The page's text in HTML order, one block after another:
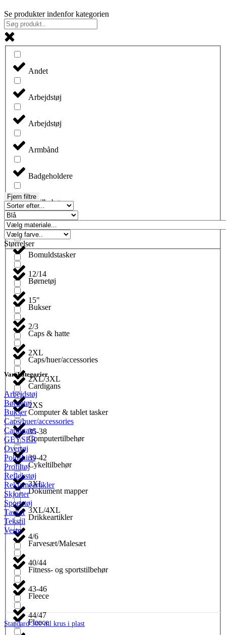
Se produkter indenfor kategorien
Andet
Arbejdstøj
Arbejdstøj
Armbånd
Badgeholdere
Biltilbehør
Blyanter
Bomuldstasker
Børnetøj
Bukser
Caps & hatte
Caps/huer/accessories
Cardigans
Computer & tablet tasker
Computertilbehør
Cykeltilbehør
Dokument mapper
Drikkeartikler
Farvesæt/Malesæt
Fitness- og sportstilbehør
Fleece
Fleece
Fjern filtre
Størrelser
12/14
15"
2/3
2XL
2XL/3XL
2XS
35-38
39-42
3XL
3XL/4XL
4/6
40/44
43-46
44/47
Varekategorier
Arbejdstøj
Børnetøj
Bukser
Caps/huer/accessories
Cardigans
GEYSER
Overtøj
Poloshirts
Profiltøj
Reflekstøj
Reklameartikler
Skjorter
Sportstøj
Tasker
Tekstil
Veste
Standard 300 ml krus i plast